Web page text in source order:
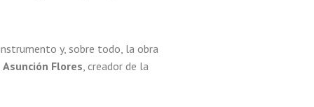
y, sobre todo, la obra
Asunción Flores, creador de la